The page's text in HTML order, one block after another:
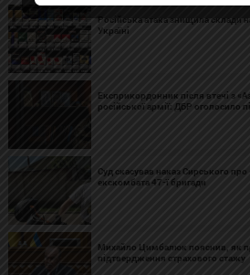
Російська атака знищила склади
Україні
Експрикордонник після втечі з
російської армії: ДБР оголосило
Суд скасував наказ Сирського про
екскомбата 47-ї бригади
Михайло Цимбалюк пояснив, як
підтвердження страхового стажу